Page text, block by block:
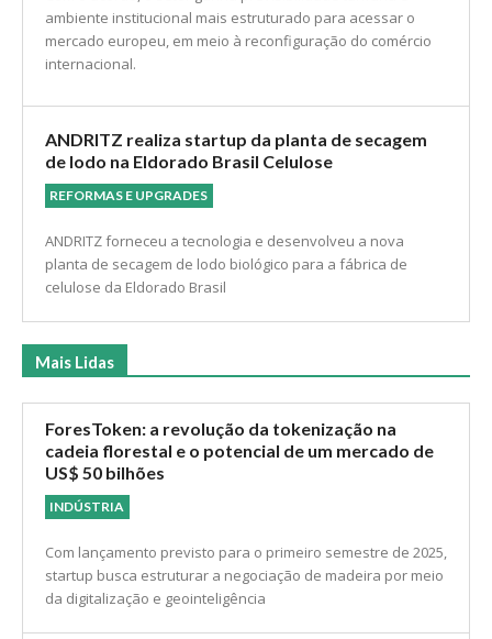
ambiente institucional mais estruturado para acessar o
mercado europeu, em meio à reconfiguração do comércio
internacional.
ANDRITZ realiza startup da planta de secagem
de lodo na Eldorado Brasil Celulose
REFORMAS E UPGRADES
ANDRITZ forneceu a tecnologia e desenvolveu a nova
planta de secagem de lodo biológico para a fábrica de
celulose da Eldorado Brasil
Mais Lidas
ForesToken: a revolução da tokenização na
cadeia florestal e o potencial de um mercado de
US$ 50 bilhões
INDÚSTRIA
Com lançamento previsto para o primeiro semestre de 2025,
startup busca estruturar a negociação de madeira por meio
da digitalização e geointeligência